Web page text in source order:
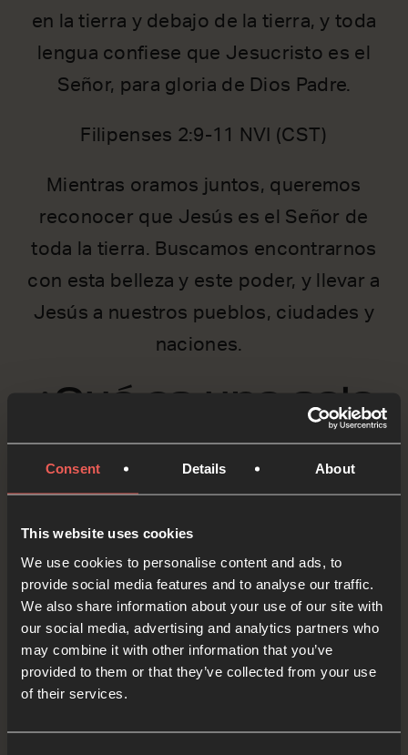
Consent Details About
This website uses cookies
We use cookies to personalise content and ads, to
provide social media features and to analyse our traffic.
We also share information about your use of our site with
our social media, advertising and analytics partners who
may combine it with other information that you’ve
provided to them or that they’ve collected from your use
of their services.
en la tierra y debajo de la tierra, y toda
lengua confiese que Jesucristo es el
Señor, para gloria de Dios Padre.
Filipenses 2:9-11 NVI (CST)
Mientras oramos juntos, queremos
reconocer que Jesús es el Señor de
toda la tierra. Buscamos encontrarnos
con esta belleza y este poder, y llevar a
Jesús a nuestros pueblos, ciudades y
naciones.
¿Qué es una sala
de Oración 24-7?
oración tanto de día como de noche,
reuniendo a amigos, comunidades e
iglesias para buscar la presencia de
Dios. Puedes obtener más información